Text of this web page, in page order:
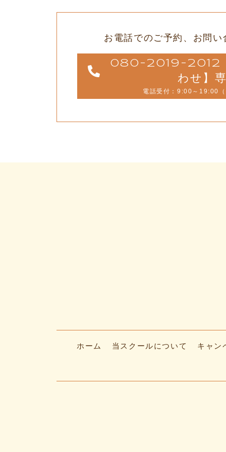
お電話でのご予約、 お問い
080-2019-2012【
わせ】
電話受付：9:00～19:00
ホーム 当スクールについて キャン